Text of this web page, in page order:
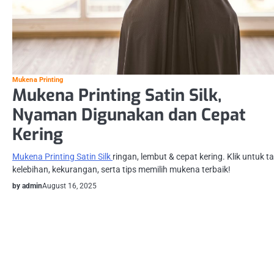
Mukena Printing
Mukena Printing Satin Silk,
Nyaman Digunakan dan Cepat
Kering
Mukena Printing Satin Silk ringan, lembut & cepat kering. Klik untuk
kelebihan, kekurangan, serta tips memilih mukena terbaik!
by adminAugust 16, 2025